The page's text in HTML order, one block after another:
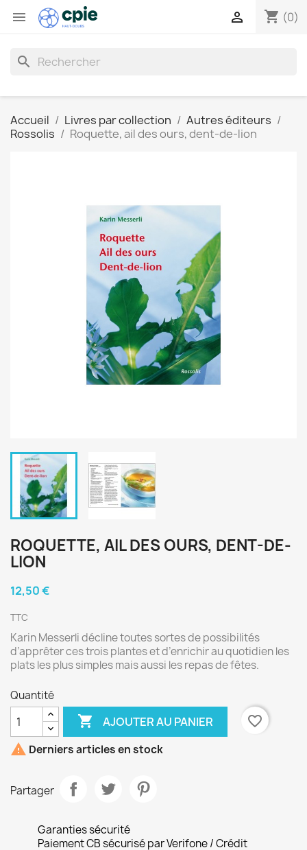
 shopping_cart (0)

search
Accueil Livres par collection
Autres éditeurs
Rossolis
Roquette, ail des ours, dent-de-lion
ROQUETTE, AIL DES OURS, DENT-DE-
LION
12,50 €
TTC
Karin Messerli décline toutes sortes de possibilités
d’apprêter ces trois plantes et d’enrichir au quotidien les
plats les plus simples mais aussi les repas de fêtes.
Quantité
 AJOUTER AU PANIER
favorite_border
 Derniers articles en stock
Partager
Garanties sécurité
Paiement CB sécurisé par Verifone / Crédit